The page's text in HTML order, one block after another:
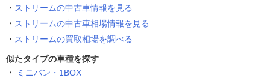
ストリームの中古車情報を見る
ストリームの中古車相場情報を見る
ストリームの買取相場を調べる
似たタイプの車種を探す
ミニバン・1BOX